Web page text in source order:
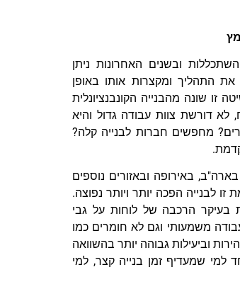
ובשנים האחרונות ניתן
את התהליך ומקצרות אותו באופן
זו שונה מהבנייה הקונבנציונלית
לא דורשת צוות עבודה גדול והיא
מחפשים חברות לבנייה קלה?
באירופה ובאזורים נוספים
לבנייה הפכה יותר ויותר נפוצה.
בעיקר הרכבה של לוחות על גבי
משמעותי וגם לא חומרים כמו
וביעילות גבוהה יותר בהשוואה
למי שמעדיף זמן בנייה קצר, למי